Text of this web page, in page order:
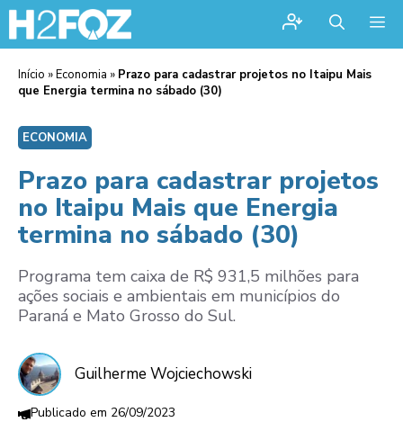
Início »Economia » Prazo para cadastrar projetos no Itaipu Mais
que Energia termina no sábado (30)
ECONOMIA
Prazo para cadastrar projetos
no Itaipu Mais que Energia
termina no sábado (30)
Programa tem caixa de R$ 931,5 milhões para
ações sociais e ambientais em municípios do
Paraná e Mato Grosso do Sul.
Guilherme Wojciechowski
26/09/2023